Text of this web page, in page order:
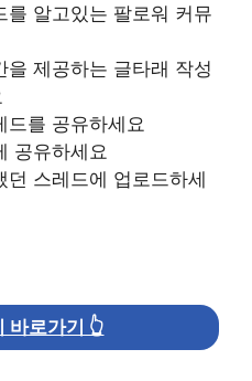
를 알고있는 팔로워 커뮤
을 제공하는 글타래 작성
드를 공유하세요
공유하세요
던 스레드에 업로드하세
바로가기 👆